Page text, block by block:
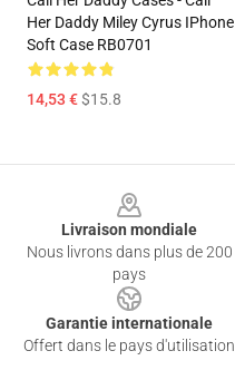
Her Daddy Miley Cyrus IPhone
Soft Case RB0701
14,53 €$15.8
Livraison mondiale
Nous livrons dans plus de 200
pays
Garantie internationale
Offert dans le pays d'utilisation